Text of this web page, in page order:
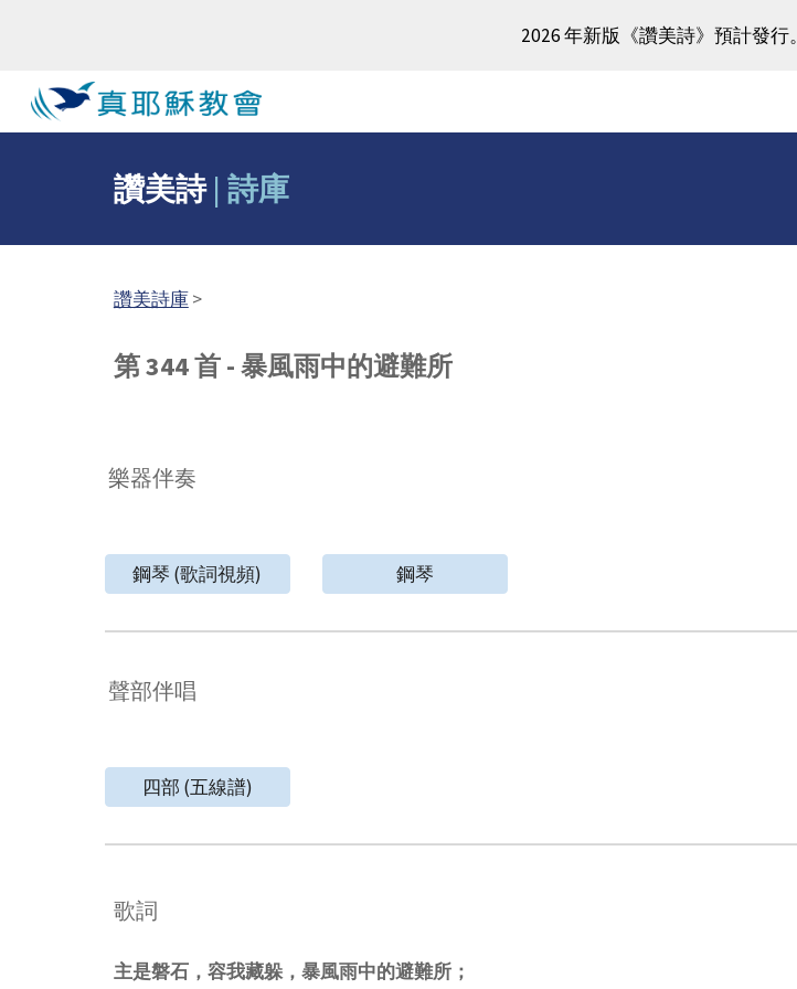
Skip to main content
2026 年新版《讚美詩》預計發行。
讚美詩| 詩庫
讚美詩庫>
第 344 首 - 暴風雨中的避難所
樂器伴奏
鋼琴 (歌詞視頻) 鋼琴
聲部伴唱
四部 (五線譜)
歌詞
主是磐石，容我藏躲，暴風雨中的避難所；